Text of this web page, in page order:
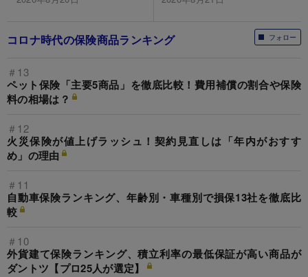
フォロー
コロナ時代の保険商品ランキング
＃13
ペット保険「主要5商品」を徹底比較！費用補償の割合や保険
料の相場は？
＃12
火災保険が値上げラッシュ！契約見直しは「年内がおすす
め」の理由
＃11
自動車保険ランキング、年齢別・車種別で損保13社を徹底比
較
＃10
外貨建て保険ランキング、積立利率の最低保証が高い商品が
ダントツ【プロ25人が選定】